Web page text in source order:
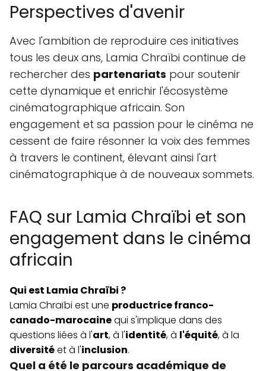
Perspectives d'avenir
Avec l'ambition de reproduire ces initiatives
tous les deux ans, Lamia Chraïbi continue de
rechercher des partenariats pour soutenir
cette dynamique et enrichir l'écosystème
cinématographique africain. Son
engagement et sa passion pour le cinéma ne
cessent de faire résonner la voix des femmes
à travers le continent, élevant ainsi l'art
cinématographique à de nouveaux sommets.
FAQ sur Lamia Chraïbi et son
engagement dans le cinéma
africain
Qui est Lamia Chraïbi ?
Lamia Chraïbi est une productrice franco-
canado-marocainequi s'implique dans des
questions liées à l'art, à l'identité, à l'équité, à la
diversitéet à l'inclusion.
Quel a été le parcours académique de